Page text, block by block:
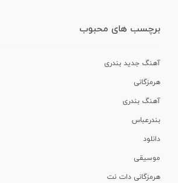
برچسب های محبوب
آهنگ جدید بندری
هرمزگانی
آهنگ بندری
بندرعباس
دانلود
موسیقی
هرمزگانی دات نت